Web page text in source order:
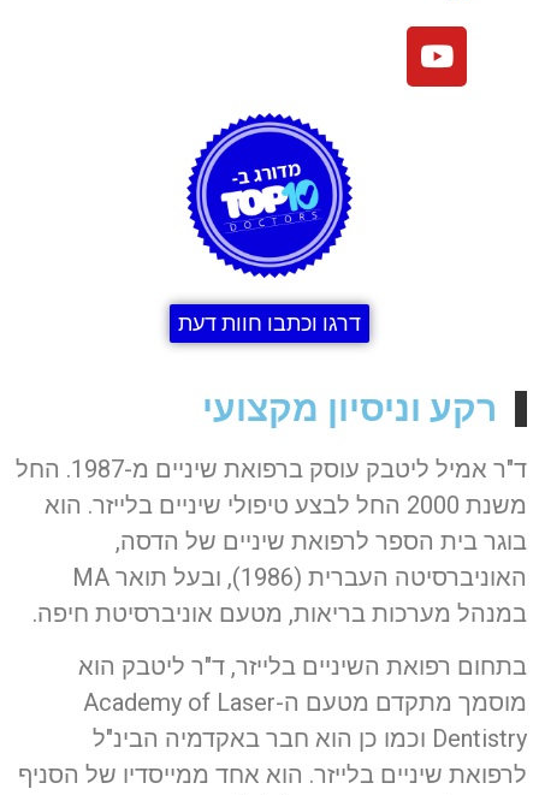
דרגו וכתבו חוות דעת
רקע וניסיון מקצועי
ד"ר אמיל ליטבק עוסק ברפואת שיניים מ-1987. החל
משנת 2000 החל לבצע טיפולי שיניים בלייזר. הוא
בוגר בית הספר לרפואת שיניים של הדסה,
האוניברסיטה העברית (1986), ובעל תואר MA
במנהל מערכות בריאות, מטעם אוניברסיטת חיפה.
בתחום רפואת השיניים בלייזר, ד"ר ליטבק הוא
מוסמך מתקדם מטעם ה-Academy of Laser
Dentistry וכמו כן הוא חבר באקדמיה הבינ"ל
לרפואת שיניים בלייזר. הוא אחד ממייסדיו של הסניף